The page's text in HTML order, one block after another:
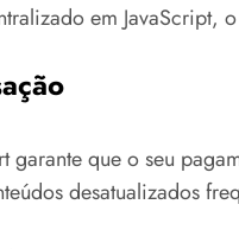
em
garante que o seu
desatualizados